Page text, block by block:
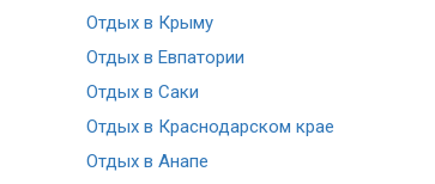
Отдых в Крыму
Отдых в Евпатории
Отдых в Саки
Отдых в Краснодарском крае
Отдых в Анапе